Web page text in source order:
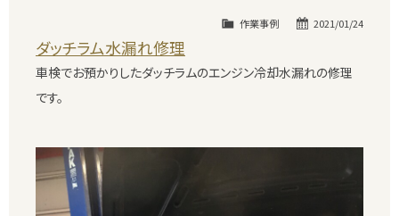
2021/01/24
作業事例
ダッチラム水漏れ修理
車検でお預かりしたダッチラムのエンジン冷却水漏れの修理
です。